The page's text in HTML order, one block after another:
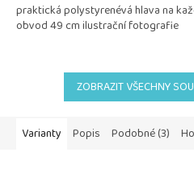
praktická polystyrenévá hlava na
obvod 49 cm ilustrační fotografie
ZOBRAZIT VŠECHNY
Varianty Popis Podobné (3)